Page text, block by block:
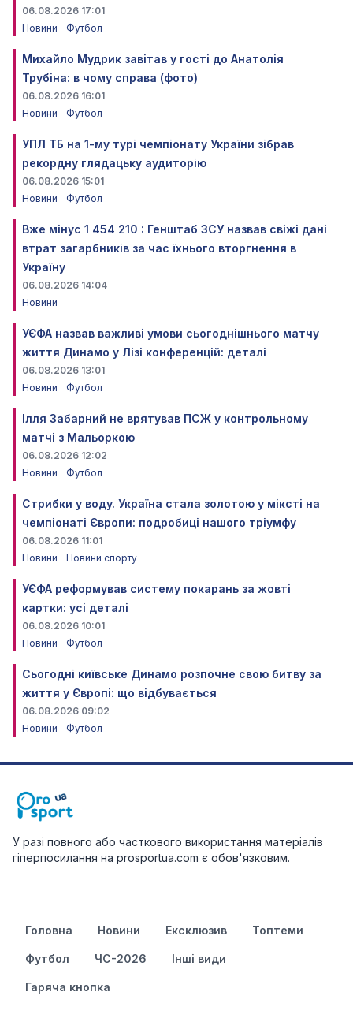
06.08.2026 17:01
Новини
Футбол
Михайло Мудрик завітав у гості до Анатолія
Трубіна: в чому справа (фото)
06.08.2026 16:01
Новини
Футбол
УПЛ ТБ на 1-му турі чемпіонату України зібрав
рекордну глядацьку аудиторію
06.08.2026 15:01
Новини
Футбол
Вже мінус 1 454 210 : Генштаб ЗСУ назвав свіжі дані
втрат загарбників за час їхнього вторгнення в
Україну
06.08.2026 14:04
Новини
УЄФА назвав важливі умови сьогоднішнього матчу
життя Динамо у Лізі конференцій: деталі
06.08.2026 13:01
Новини
Футбол
Ілля Забарний не врятував ПСЖ у контрольному
матчі з Мальоркою
06.08.2026 12:02
Новини
Футбол
Стрибки у воду. Україна стала золотою у міксті на
чемпіонаті Європи: подробиці нашого тріумфу
06.08.2026 11:01
Новини
Новини спорту
УЄФА реформував систему покарань за жовті
картки: усі деталі
06.08.2026 10:01
Новини
Футбол
Сьогодні київське Динамо розпочне свою битву за
життя у Європі: що відбувається
06.08.2026 09:02
Новини
Футбол
У разі повного або часткового використання матеріалів
гіперпосилання на prosportua.com є обов'язковим.
Головна Новини Ексклюзив Топтеми
Футбол ЧС-2026 Інші види
Гаряча кнопка